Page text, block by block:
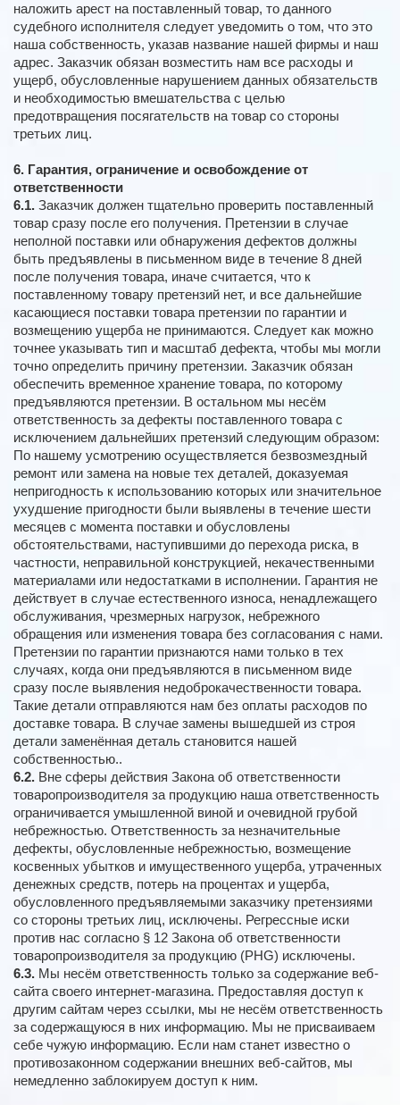
наложить арест на поставленный товар, то данного
судебного исполнителя следует уведомить о том, что это
наша собственность, указав название нашей фирмы и наш
адрес. Заказчик обязан возместить нам все расходы и
ущерб, обусловленные нарушением данных обязательств
и необходимостью вмешательства с целью
предотвращения посягательств на товар со стороны
третьих лиц.
6. Гарантия, ограничение и освобождение от
ответственности
6.1. Заказчик должен тщательно проверить поставленный
товар сразу после его получения. Претензии в случае
неполной поставки или обнаружения дефектов должны
быть предъявлены в письменном виде в течение 8 дней
после получения товара, иначе считается, что к
поставленному товару претензий нет, и все дальнейшие
касающиеся поставки товара претензии по гарантии и
возмещению ущерба не принимаются. Следует как можно
точнее указывать тип и масштаб дефекта, чтобы мы могли
точно определить причину претензии. Заказчик обязан
обеспечить временное хранение товара, по которому
предъявляются претензии. В остальном мы несём
ответственность за дефекты поставленного товара с
исключением дальнейших претензий следующим образом:
По нашему усмотрению осуществляется безвозмездный
ремонт или замена на новые тех деталей, доказуемая
непригодность к использованию которых или значительное
ухудшение пригодности были выявлены в течение шести
месяцев с момента поставки и обусловлены
обстоятельствами, наступившими до перехода риска, в
частности, неправильной конструкцией, некачественными
материалами или недостатками в исполнении. Гарантия не
действует в случае естественного износа, ненадлежащего
обслуживания, чрезмерных нагрузок, небрежного
обращения или изменения товара без согласования с нами.
Претензии по гарантии признаются нами только в тех
случаях, когда они предъявляются в письменном виде
сразу после выявления недоброкачественности товара.
Такие детали отправляются нам без оплаты расходов по
доставке товара. В случае замены вышедшей из строя
детали заменённая деталь становится нашей
собственностью..
6.2. Вне сферы действия Закона об ответственности
товаропроизводителя за продукцию наша ответственность
ограничивается умышленной виной и очевидной грубой
небрежностью. Ответственность за незначительные
дефекты, обусловленные небрежностью, возмещение
косвенных убытков и имущественного ущерба, утраченных
денежных средств, потерь на процентах и ущерба,
обусловленного предъявляемыми заказчику претензиями
со стороны третьих лиц, исключены. Регрессные иски
против нас согласно § 12 Закона об ответственности
товаропроизводителя за продукцию (PHG) исключены.
6.3. Мы несём ответственность только за содержание веб-
сайта своего интернет-магазина. Предоставляя доступ к
другим сайтам через ссылки, мы не несём ответственность
за содержащуюся в них информацию. Мы не присваиваем
себе чужую информацию. Если нам станет известно о
противозаконном содержании внешних веб-сайтов, мы
немедленно заблокируем доступ к ним.